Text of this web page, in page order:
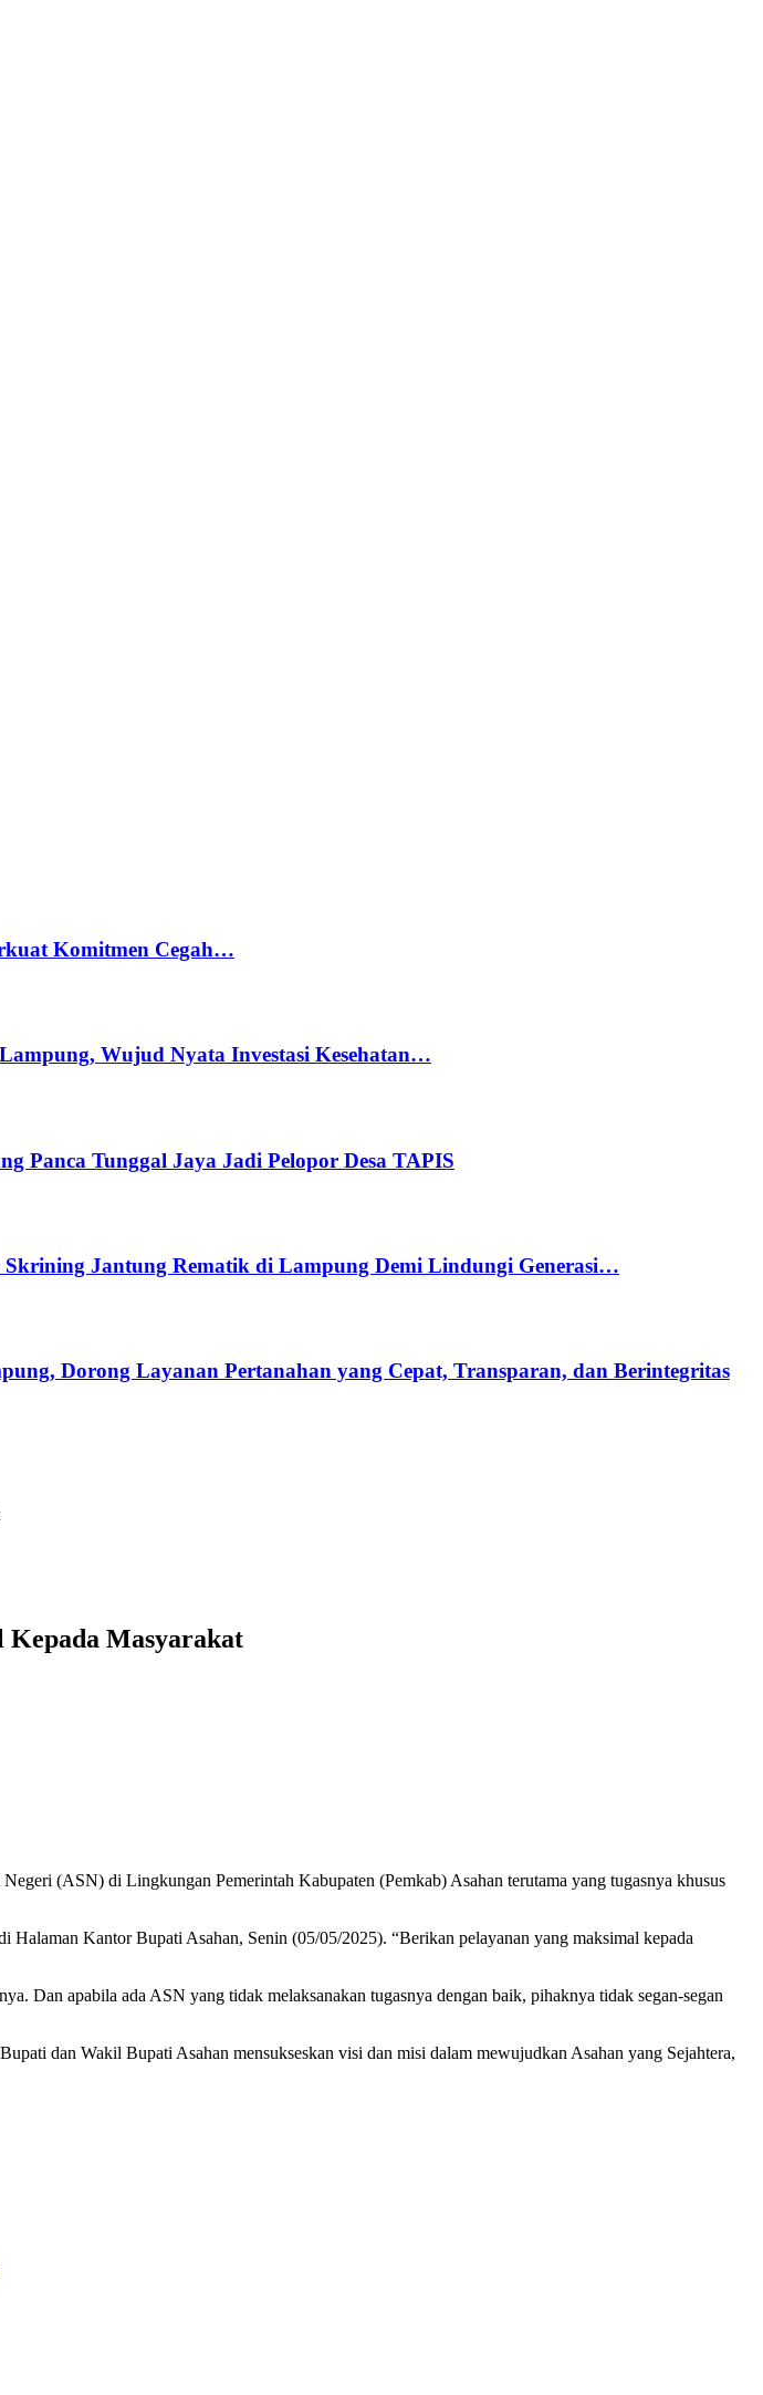
Komitmen Cegah…
Wujud Nyata Investasi Kesehatan…
Panca Tunggal Jaya Jadi Pelopor Desa TAPIS
Jantung Rematik di Lampung Demi Lindungi Generasi…
Dorong Layanan Pertanahan yang Cepat, Transparan, dan Berintegritas
Kepada Masyarakat
(ASN) di Lingkungan Pemerintah Kabupaten (Pemkab) Asahan terutama yang tugasnya khusus
Kantor Bupati Asahan, Senin (05/05/2025). “Berikan pelayanan yang maksimal kepada
Dan apabila ada ASN yang tidak melaksanakan tugasnya dengan baik, pihaknya tidak segan-segan
dan Wakil Bupati Asahan mensukseskan visi dan misi dalam mewujudkan Asahan yang Sejahtera,